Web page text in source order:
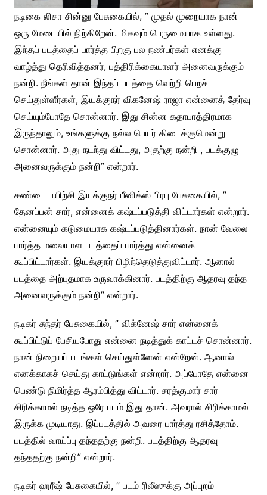
நடிகை லிசா சின்னு பேசுகையில், ” முதல் முறையாக நான்
ஒரு மேடையில் நிற்கிறேன். மிகவும் பெருமையாக உள்ளது.
இந்தப் படத்தைப் பார்த்த பிறகு பல நண்பர்கள் எனக்கு
வாழ்த்து தெரிவித்தனர், பத்திரிக்கையாளர் அனைவருக்கும்
நன்றி. நீங்கள் தான் இந்தப் படத்தை வெற்றி பெறச்
செய்துள்ளீர்கள், இயக்குநர் விகனேஷ் ராஜா என்னைத் தேர்வு
செய்யும்போதே சொன்னார். இது சின்ன கதாபாத்திரமாக
இருந்தாலும், உங்களுக்கு நல்ல பெயர் கிடைக்குமென்று
சொன்னார். அது நடந்து விட்டது, அதற்கு நன்றி , படக்குழு
அனைவருக்கும் நன்றி” என்றார்.
சண்டை பயிற்சி இயக்குநர் பீனிக்ஸ் பிரபு பேசுகையில், ”
தேனப்பன் சார், என்னைக் கஷ்டப்படுத்தி விட்டார்கள் என்றார்.
என்னையும் கடுமையாக கஷ்டப்படுத்தினார்கள். நான் வேலை
பார்த்த மலையாள படத்தைப் பார்த்து என்னைக்
கூப்பிட்டார்கள். இயக்குநர் பிழிந்தெடுத்துவிட்டார். ஆனால்
படத்தை அற்புதமாக உருவாக்கினார். படத்திற்கு ஆதரவு தந்த
அனைவருக்கும் நன்றி” என்றார்.
நடிகர் சுந்தர் பேசுகையில், ” விக்னேஷ் சார் என்னைக்
கூப்பிட்டுப் பேசியபோது என்னை நடித்துக் காட்டச் சொன்னார்.
நான் நிறையப் படங்கள் செய்துள்ளேன் என்றேன். ஆனால்
எனக்காகச் செய்து காட்டுங்கள் என்றார். அப்போதே என்னை
பெண்டு நிமிர்த்த ஆரம்பித்து விட்டார். சரத்குமார் சார்
சிரிக்காமல் நடித்த ஒரே படம் இது தான். அவரால் சிரிக்காமல்
இருக்க முடியாது. இப்படத்தில் அவரை பார்த்து ரசித்தோம்.
படத்தில் வாய்ப்பு தந்ததற்கு நன்றி. படத்திற்கு ஆதரவு
தந்ததற்கு நன்றி” என்றார்.
நடிகர் ஹரீஷ் பேசுகையில், ” படம் ரிலீஸுக்கு அப்புறம்